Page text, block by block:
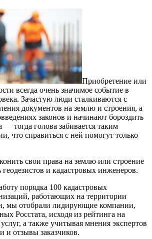
Приобретение или
всегда очень значимое событие в
Зачастую люди сталкиваются с
документов на землю и строения, а
законов и начинают бороздить
— тогда голова забивается таким
что справиться с ней помогут только
свои права на землю или строение
и кадастровых инженеров.
порядка 100 кадастровых
работающих на территории
мы отобрали лидирующие компании,
Росстата, исходя из рейтинга на
а также учитывая мнения экспертов
и отзывы заказчиков.